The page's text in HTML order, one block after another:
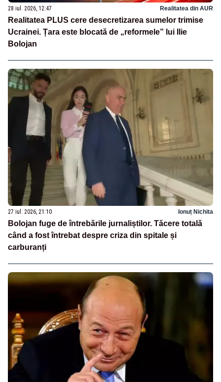
28 iul. 2026, 12:47 Realitatea din AUR
Realitatea PLUS cere desecretizarea sumelor trimise
Ucrainei. Țara este blocată de „reformele” lui Ilie
Bolojan
27 iul. 2026, 21:10 Ionuț Nichita
Bolojan fuge de întrebările jurnaliștilor. Tăcere totală
când a fost întrebat despre criza din spitale și
carburanți